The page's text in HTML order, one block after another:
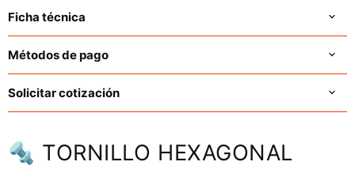
Ficha técnica
Métodos de pago
Solicitar cotización
🔩 TORNILLO HEXAGONAL